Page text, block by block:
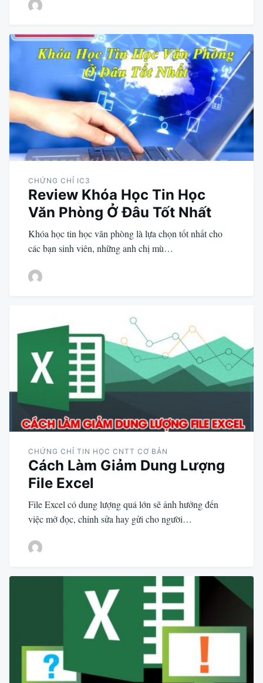
CHỨNG CHỈ IC3
Review Khóa Học Tin Học
Văn Phòng Ở Đâu Tốt Nhất
Khóa học tin học văn phòng là lựa chọn tốt nhất cho
các bạn sinh viên, những anh chị mù…
CHỨNG CHỈ TIN HỌC CNTT CƠ BẢN
Cách Làm Giảm Dung Lượng
File Excel
File Excel có dung lượng quá lớn sẽ ảnh hưởng đến
việc mở đọc, chỉnh sửa hay gửi cho người…